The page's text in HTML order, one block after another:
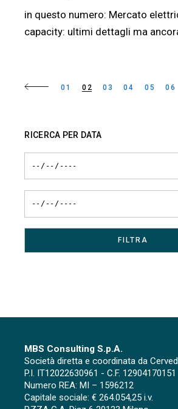
in questo numero: Mercato elettrico Aste
capacity: ultimi dettagli ma
Paginazione
articoli
01 02 03 04 05 06
RICERCA PER DATA
MBS Consulting S.p.A.
Società diretta e coordinata da Cerved
P.I. IT12022630961 - C.F. 12904170151
Numero REA: MI – 1596212
Capitale sociale: € 264.054,25 i.v.